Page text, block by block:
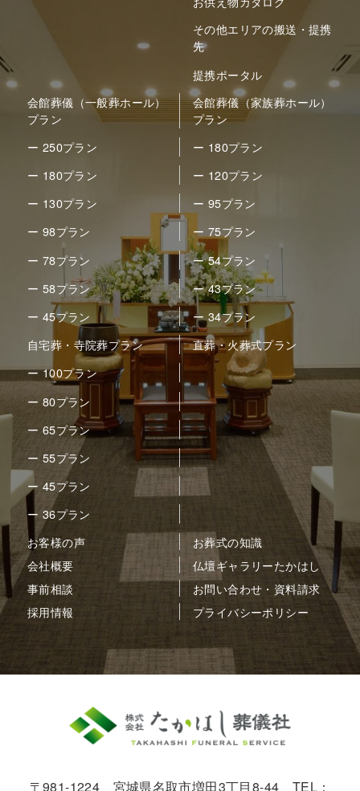
その他エリアの搬送・提携
先
提携ポータル
会館葬儀（一般葬ホール）
プラン
ー 250プラン
ー 180プラン
ー 130プラン
ー 98プラン
ー 78プラン
ー 58プラン
ー 45プラン
会館葬儀（家族葬ホール）
プラン
ー 180プラン
ー 120プラン
ー 95プラン
ー 75プラン
ー 54プラン
ー 43プラン
ー 34プラン
自宅葬・寺院葬プラン
ー 100プラン
ー 80プラン
ー 65プラン
ー 55プラン
ー 45プラン
ー 36プラン
直葬・火葬式プラン
お客様の声
お葬式の知識
会社概要
仏壇ギャラリーたかはし
事前相談
お問い合わせ・資料請求
採用情報
プライバシーポリシー
〒981-1224 宮城県名取市増田3丁目8-44 TEL：